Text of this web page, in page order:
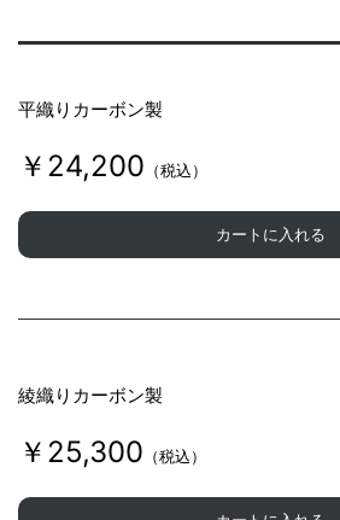
平織りカーボン製
￥24,200 （税込）
カートに入れる
綾織りカーボン製
￥25,300 （税込）